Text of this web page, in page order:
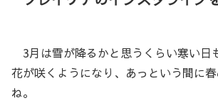
3月は雪が降るかと思うくらい寒い日
花が咲くようになり、あっという間に
ね。